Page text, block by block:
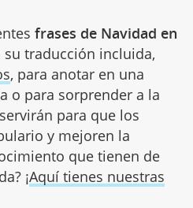
frases de Navidad en
su traducción incluida,
, para anotar en una
o para sorprender a la
para que los
y mejoren la
que tienen de
¡Aquí tienes nuestras